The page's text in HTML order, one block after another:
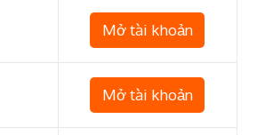
Mở tài khoản
Mở tài khoản